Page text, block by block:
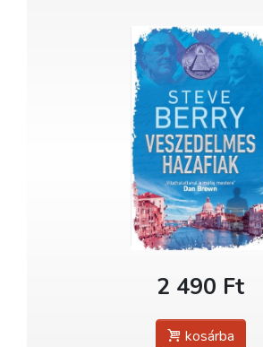
2 490 Ft
kosárba